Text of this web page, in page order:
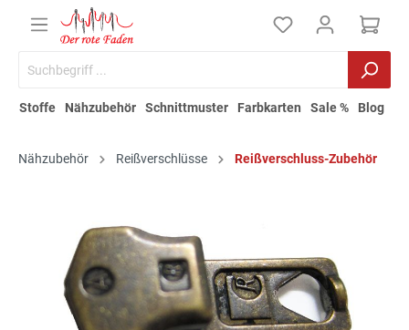
Stoffe Nähzubehör Schnittmuster Farbkarten Sale % Blog
Nähzubehör Reißverschlüsse Reißverschluss-Zubehör